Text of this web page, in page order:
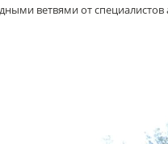
ветвями от специалистов